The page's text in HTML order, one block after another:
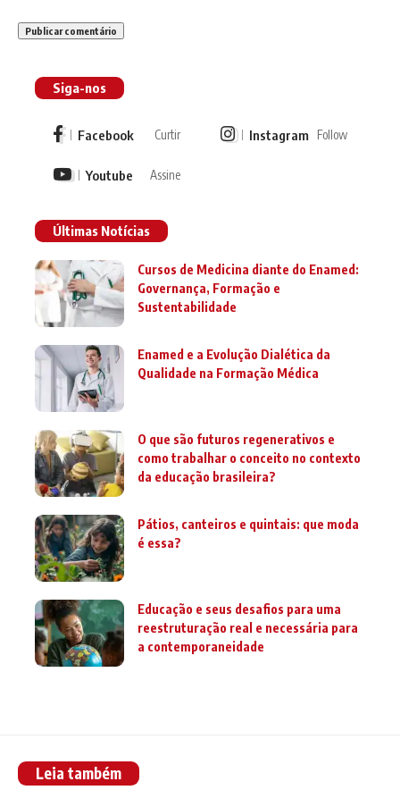
Siga-nos
Facebook Curtir Instagram Follow
Youtube Assine
Últimas Notícias
Cursos de Medicina diante do Enamed:
Governança, Formação e
Sustentabilidade
Enamed e a Evolução Dialética da
Qualidade na Formação Médica
O que são futuros regenerativos e
como trabalhar o conceito no contexto
da educação brasileira?
Pátios, canteiros e quintais: que moda
é essa?
Educação e seus desafios para uma
reestruturação real e necessária para
a contemporaneidade
Leia também